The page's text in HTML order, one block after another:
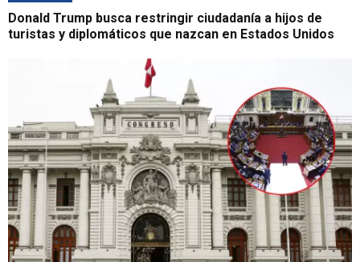
Donald Trump busca restringir ciudadanía a hijos de
turistas y diplomáticos que nazcan en Estados Unidos